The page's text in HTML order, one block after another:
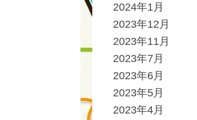
2024年1月
2023年12月
2023年11月
2023年7月
2023年6月
2023年5月
2023年4月